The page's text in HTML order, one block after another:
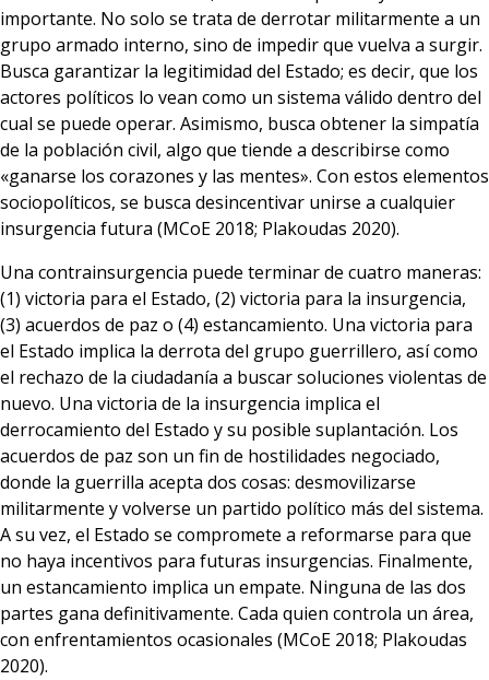
importante. No solo se trata de derrotar militarmente a un
grupo armado interno, sino de impedir que vuelva a surgir.
Busca garantizar la legitimidad del Estado; es decir, que los
actores políticos lo vean como un sistema válido dentro del
cual se puede operar. Asimismo, busca obtener la simpatía
de la población civil, algo que tiende a describirse como
«ganarse los corazones y las mentes». Con estos elementos
sociopolíticos, se busca desincentivar unirse a cualquier
insurgencia futura (MCoE 2018; Plakoudas 2020).
Una contrainsurgencia puede terminar de cuatro maneras:
(1) victoria para el Estado, (2) victoria para la insurgencia,
(3) acuerdos de paz o (4) estancamiento. Una victoria para
el Estado implica la derrota del grupo guerrillero, así como
el rechazo de la ciudadanía a buscar soluciones violentas de
nuevo. Una victoria de la insurgencia implica el
derrocamiento del Estado y su posible suplantación. Los
acuerdos de paz son un fin de hostilidades negociado,
donde la guerrilla acepta dos cosas: desmovilizarse
militarmente y volverse un partido político más del sistema.
A su vez, el Estado se compromete a reformarse para que
no haya incentivos para futuras insurgencias. Finalmente,
un estancamiento implica un empate. Ninguna de las dos
partes gana definitivamente. Cada quien controla un área,
con enfrentamientos ocasionales (MCoE 2018; Plakoudas
2020).